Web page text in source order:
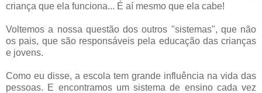
criança que ela funciona... É aí mesmo que ela cabe!
Voltemos a nossa questão dos outros "sistemas", que não
os pais, que são responsáveis pela educação das crianças
e jovens.
Como eu disse, a escola tem grande influência na vida das
pessoas. E encontramos um sistema de ensino cada vez